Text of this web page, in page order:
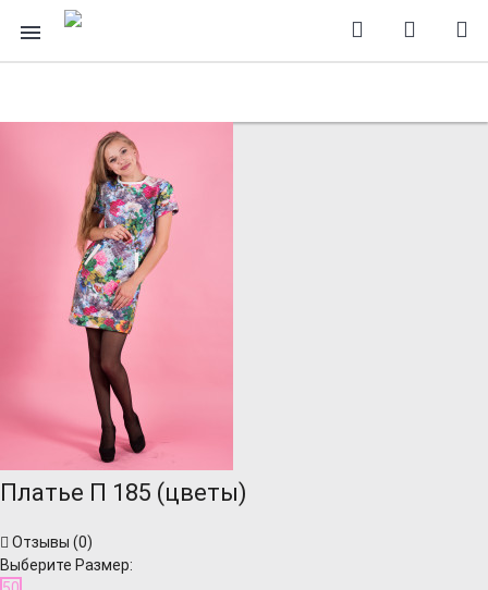
Платье П 185 (цветы)
Отзывы (0)
Выберите Размер: